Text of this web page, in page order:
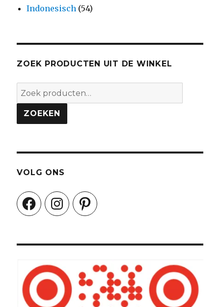
Indonesisch (54)
ZOEK PRODUCTEN UIT DE WINKEL
Zoeken
naar:
ZOEKEN
VOLG ONS
FacebookInstagramPinterest